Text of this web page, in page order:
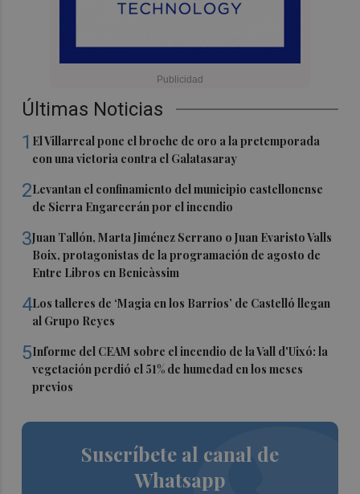
Últimas Noticias
1 El Villarreal pone el broche de oro a la pretemporada
con una victoria contra el Galatasaray
2Levantan el confinamiento del municipio castellonense
de Sierra Engarcerán por el incendio
3Juan Tallón, Marta Jiménez Serrano o Juan Evaristo Valls
Boix, protagonistas de la programación de agosto de
Entre Libros en Benicàssim
4Los talleres de ‘Magia en los Barrios’ de Castelló llegan
al Grupo Reyes
5Informe del CEAM sobre el incendio de la Vall d'Uixó: la
vegetación perdió el 51% de humedad en los meses
previos
Suscríbete al canal de
Whatsapp